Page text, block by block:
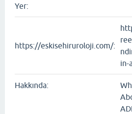
Yer:
https://eskisehiruroloji.com/:
in-
Hakkında: